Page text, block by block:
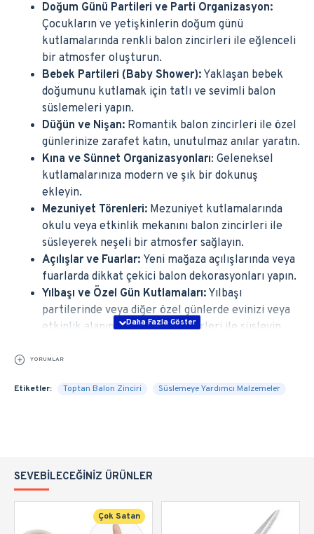
Doğum Günü Partileri ve Parti Organizasyon:
Çocukların ve yetişkinlerin doğum günü
kutlamalarında renkli balon zincirleri ile eğlenceli
bir atmosfer oluşturun.
Bebek Partileri (Baby Shower): Yaklaşan bebek
doğumunu kutlamak için tatlı ve sevimli balon
süslemeleri yapın.
Düğün ve Nişan: Romantik balon zincirleri ile özel
günlerinize zarafet katın, unutulmaz anılar yaratın.
Kına ve Sünnet Organizasyonları: Geleneksel
kutlamalarınıza modern ve şık bir dokunuş
ekleyin.
Mezuniyet Törenleri: Mezuniyet kutlamalarında
okulu veya etkinlik mekanını balon zincirleri ile
süsleyerek neşeli bir atmosfer sağlayın.
Açılışlar ve Fuarlar: Yeni mağaza açılışlarında veya
fuarlarda dikkat çekici balon dekorasyonları yapın.
Yılbaşı ve Özel Gün Kutlamaları: Yılbaşı
partilerinde veya diğer özel günlerde evinizi veya
etkinlik alanınızı şık balon zincirleri ile süsleyin.
Nasıl Kullanılır?
Balonlarınızı şişirin.
Balon zincir aparatı ile dekorasyonunuzu
zahmetsizce ve etkili bir şekilde güzelleştirin.
Kolay kullanımı ve esnek yapısı sayesinde her türlü
etkinlikte rahatlıkla kullanabileceğiniz bu ürünü şimdi
YORUMLAR
Etiketler: Toptan Balon Zinciri Süslemeye Yardımcı Malzemeler
SEVEBILECEĞINIZ ÜRÜNLER
Çok Satan